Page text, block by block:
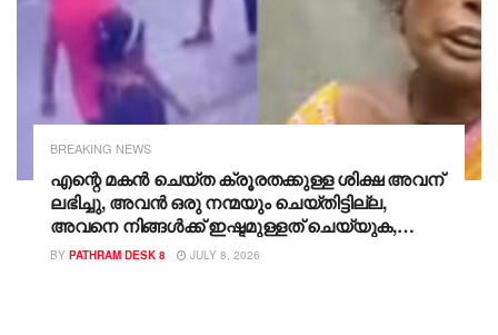
BREAKING NEWS
എന്റെ മകൻ ചെയ്ത ക്രൂരതക്കുള്ള ശിക്ഷ അവന്
ലഭിച്ചു, അവൻ ഒരു നന്മയും ചെയ്തിട്ടില്ല,
അവനെ നിങ്ങൾക്ക് ഇഷ്ടമുള്ളത് ചെയ്യുക,
എനിക്ക് എതിർപ്പില്ല, പൊലീസ് വെടിവെപ്പിൽ
BY PATHRAM DESK 8 JULY 8, 2026